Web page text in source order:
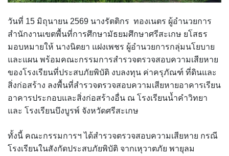
ประกาศ ตั้ง อ.ก.ค.ศ. เขตพื้นที่การศึกษามัธยมศึกษา
ปฏิทินการประชุม อ.ก.ค.ศ. เขตพื้นที่การศึกษามัธยมศึกษา
ศรีสะเกษ ยโสธร
กลุ่มพัฒนาครูและบุคลากรทางการศึกษา
กลุ่มกฏหมายและคดี
หน่วยตรวจสอบภายใน
ดาวน์โหลดเอกสารเผยแพร่
คู่มือ e-SME
สารสนเทศการเงินและสินทรัพย์
ระบบรายงานการลงเวลาปฏิบัติราชการ
LINE @
Instagram
เข้าสู่ระบบ
สมัครสมาชิก
วันที่ 15 มิถุนายน 2569 นางรัตติกร ทองเนตร ผู้อำนวยการ
สำนักงานเขตพื้นที่การศึกษามัธยมศึกษาศรีสะเกษ ยโสธร
มอบหมายให้ นางนิตยา แฝงเพชร ผู้อำนวยการกลุ่มนโยบาย
และแผน พร้อมคณะกรรมการสำรวจตรวจสอบความเสียหาย
ของโรงเรียนที่ประสบภัยพิบัติ งบลงทุน ค่าครุภัณฑ์ ที่ดินและ
สิ่งก่อสร้าง ลงพื้นที่สำรวจตรวจสอบความเสียหายอาคารเรียน
อาคารประกอบและสิ่งก่อสร้างอื่น ณ โรงเรียนน้ำคำวิทยา
และ โรงเรียนบึงบูรพ์ จังหวัดศรีสะเกษ
ทั้งนี้ คณะกรรมการฯ ได้สำรวจตรวจสอบความเสียหาย กรณี
โรงเรียนในสังกัดประสบภัยพิบัติ จากเหุวาตภัย พายุลม